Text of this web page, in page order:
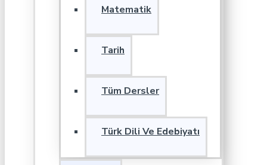
Matematik
Tarih
Tüm Dersler
Türk Dili Ve Edebiyatı